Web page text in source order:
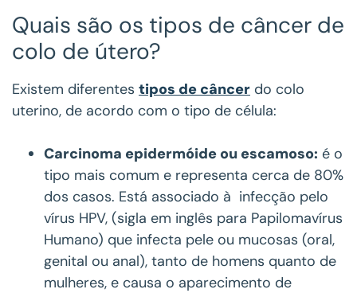
Quais são os tipos de câncer de
colo de útero?
Existem diferentes tipos de câncer do colo
uterino, de acordo com o tipo de célula:
Carcinoma epidermóide ou escamoso: é o
tipo mais comum e representa cerca de 80%
dos casos. Está associado à infecção pelo
vírus HPV, (sigla em inglês para Papilomavírus
Humano) que infecta pele ou mucosas (oral,
genital ou anal), tanto de homens quanto de
mulheres, e causa o aparecimento de